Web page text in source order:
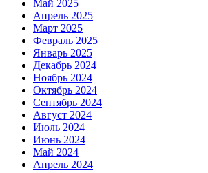
Май 2025
Апрель 2025
Март 2025
Февраль 2025
Январь 2025
Декабрь 2024
Ноябрь 2024
Октябрь 2024
Сентябрь 2024
Август 2024
Июль 2024
Июнь 2024
Май 2024
Апрель 2024